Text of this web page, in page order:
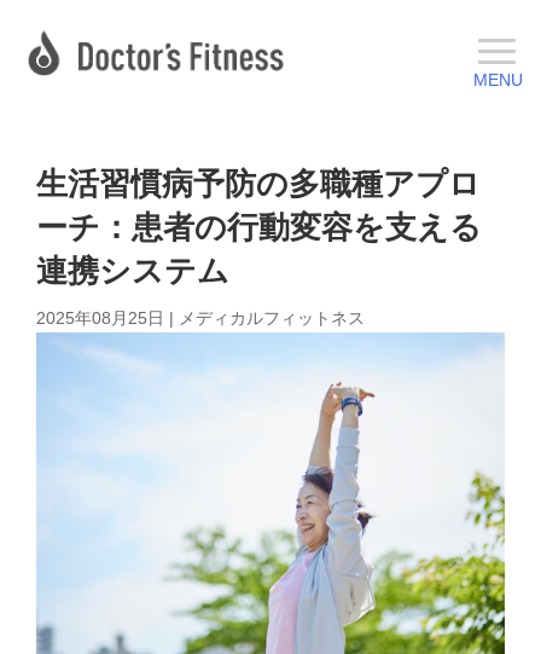
生活習慣病予防の多職種アプロ
ーチ：患者の行動変容を支える
連携システム
2025年08月25日 | メディカルフィットネス